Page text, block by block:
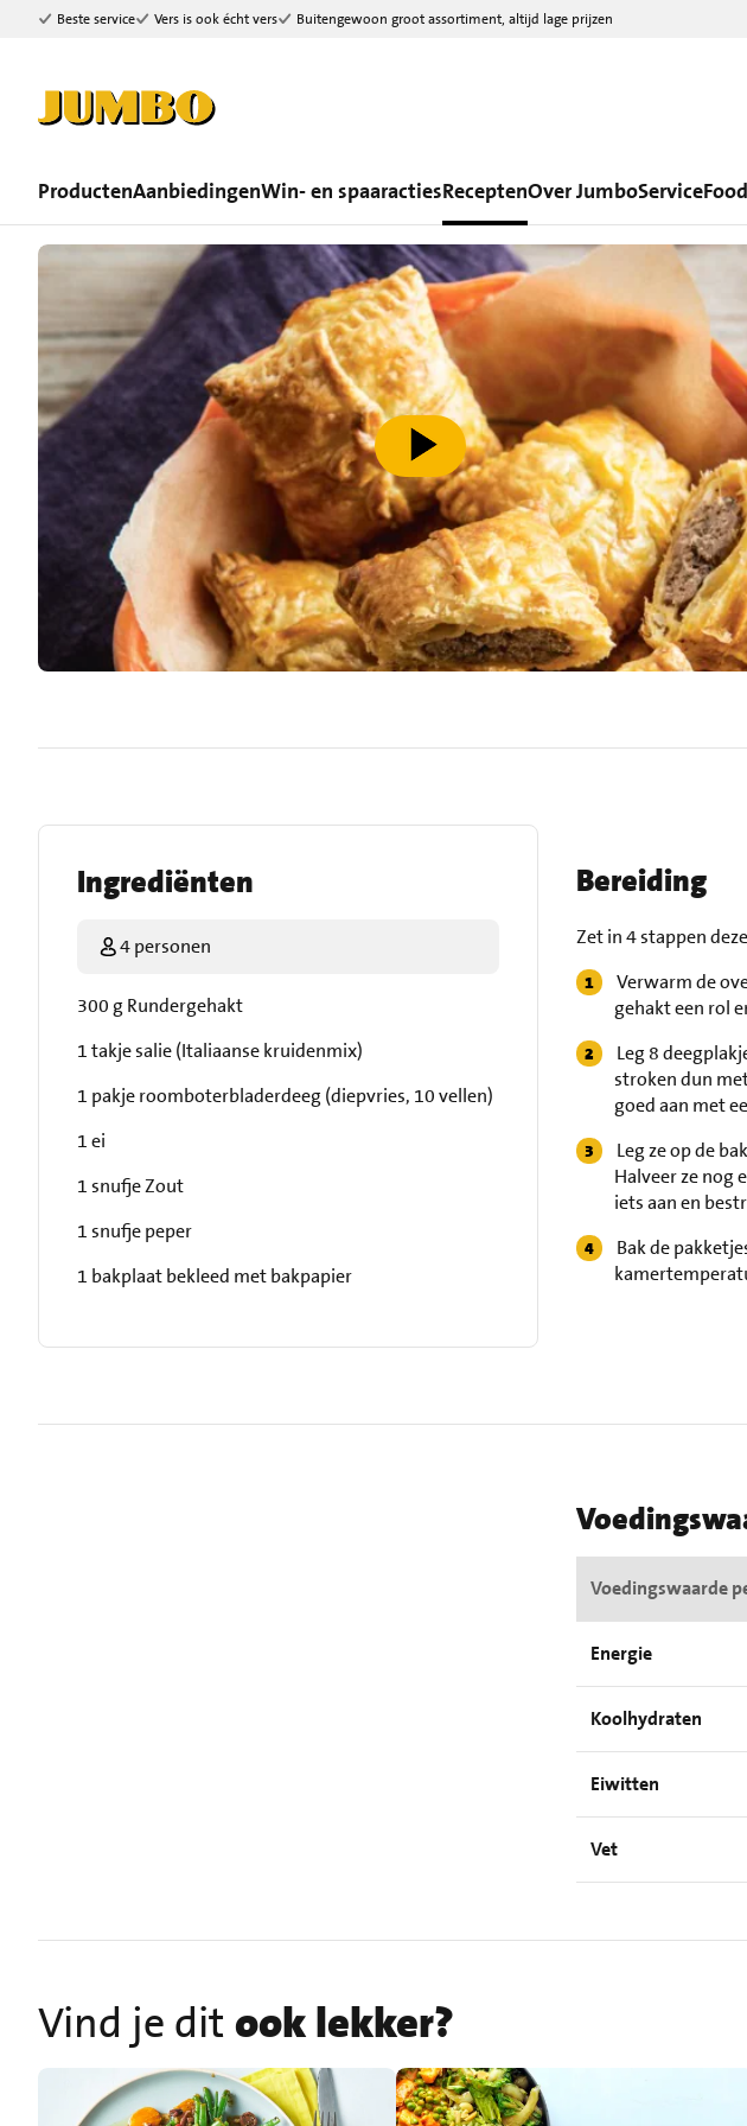
Ga naar zoeken
Ga naar hoofdinhoud
Beste service Vers is ook écht vers Buitengewoon groot assortiment, altijd lage prijzen
ProductenAanbiedingenWin- en spaaractiesReceptenOver JumboService
speel video af
Ingrediënten
4 personen
300 g Rundergehakt
1 takje salie (Italiaanse kruidenmix)
1 pakje roomboterbladerdeeg (diepvries, 10 vellen)
1 ei
1 snufje Zout
1 snufje peper
1 bakplaat bekleed met bakpapier
Bereiding
Zet in 4 stappen
Verwarm de
gehakt een rol
Leg 8
stroken dun
goed aan met
Leg ze op de
Halveer ze nog
iets aan en
Bak de
Voedingswaarde
Energie
Koolhydraten
Eiwitten
Vet
Vind je ditook lekker?